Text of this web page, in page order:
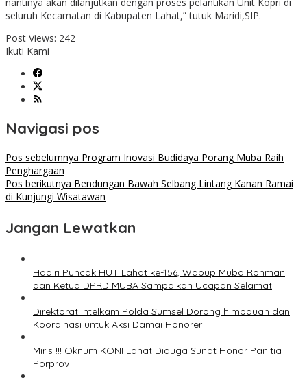
seluruh Kecamatan di Kabupaten Lahat,” tutuk Maridi,SIP.
Post Views: 242
Ikuti Kami
Navigasi pos
Pos sebelumnya Program Inovasi Budidaya Porang Muba Raih
Penghargaan
Pos berikutnya Bendungan Bawah Selbang Lintang Kanan Ramai
di Kunjungi Wisatawan
Jangan Lewatkan
Hadiri Puncak HUT Lahat ke-156, Wabup Muba Rohman
dan Ketua DPRD MUBA Sampaikan Ucapan Selamat
Direktorat Intelkam Polda Sumsel Dorong himbauan dan
Koordinasi untuk Aksi Damai Honorer
Miris !!! Oknum KONI Lahat Diduga Sunat Honor Panitia
Porprov